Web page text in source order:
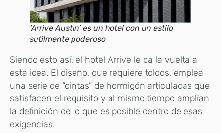
‘Arrive Austin’ es un hotel con un estilo
sutilmente poderoso
Siendo esto así, el hotel Arrive le da la vuelta a
esta idea. El diseño, que requiere toldos, emplea
una serie de “cintas” de hormigón articuladas que
satisfacen el requisito y al mismo tiempo amplían
la definición de lo que es posible dentro de esas
exigencias.